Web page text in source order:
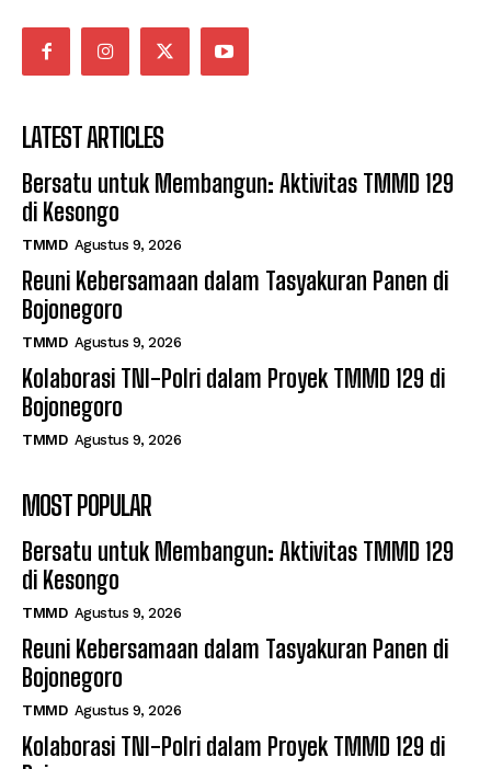
LATEST ARTICLES
Bersatu untuk Membangun: Aktivitas TMMD 129
di Kesongo
TMMD Agustus 9, 2026
Reuni Kebersamaan dalam Tasyakuran Panen di
Bojonegoro
TMMD Agustus 9, 2026
Kolaborasi TNI-Polri dalam Proyek TMMD 129 di
Bojonegoro
TMMD Agustus 9, 2026
MOST POPULAR
Bersatu untuk Membangun: Aktivitas TMMD 129
di Kesongo
TMMD Agustus 9, 2026
Reuni Kebersamaan dalam Tasyakuran Panen di
Bojonegoro
TMMD Agustus 9, 2026
Kolaborasi TNI-Polri dalam Proyek TMMD 129 di